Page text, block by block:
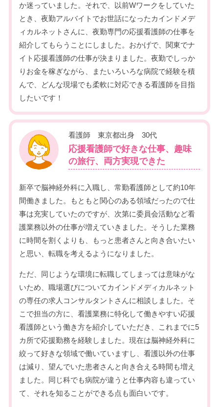
か迷っていました。それで、以前Wワークをしていた
とき、夜勤アルバイトでお世話になったカインドメデ
ィカルネットさんに、夜勤専門の応援看護師の仕事を
紹介してもらうことにしました。おかげで、関東でナ
イト応援看護師の仕事が決まりました。夜勤でしっか
りお金を稼ぎながら、またいろいろな病院で経験を積
んで、どんな現場でも柔軟に対応できる看護師を目指
したいです！
看護師 東京都出身 30代
応援看護師で好きな仕事、趣味
の旅行、両方実現できた
新卒で脳神経外科に入職し、常勤看護師として約10年
間働きました。もともと関心のある領域だったので仕
事は充実していたのですが、次第に委員会活動など看
護業務以外の仕事が増えていきました。そうした業務
に時間を割くよりも、もっと患者さんと向き合いたい
と思い、転職を考えるようになりました。
ただ、同じような環境に転職してしまっては意味がな
いため、職場選びについてカインドメディカルネット
の専任の求人コンサルタントさんに相談しました。そ
こで担当の方に、看護業務に特化して働きやすい応援
看護師という働き方を紹介していただき、これまでに5
カ所で応援勤務を経験しました。現在は脳神経外科に
絞って好きな領域で働いていますし、看護以外の仕事
は減り、望んでいた患者さんと向き合える時間も増え
ました。同じ科でも病院が違うと仕事内容も違ってい
て、それを知ることができる点も面白いです。